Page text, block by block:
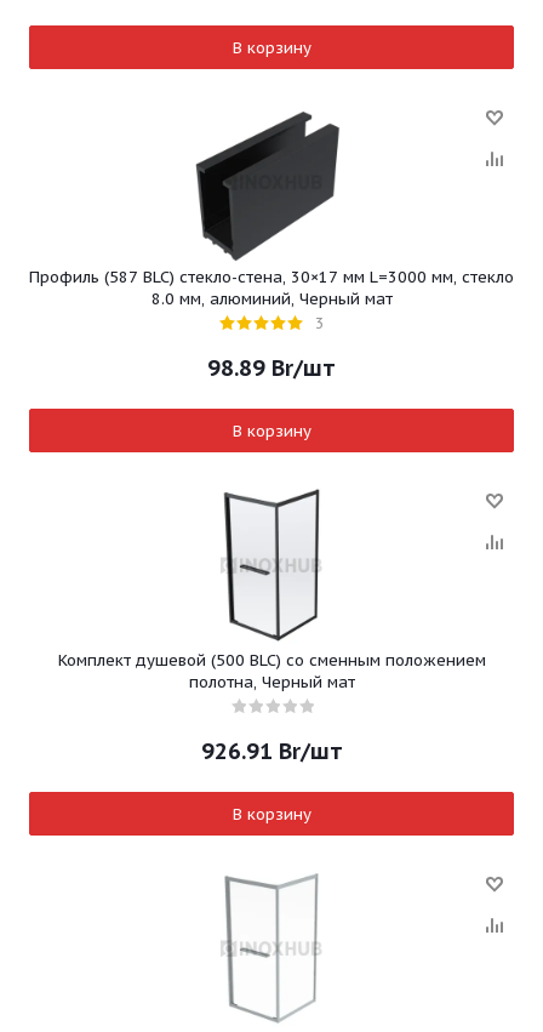
В корзину
Профиль (587 BLC) стекло-стена, 30×17 мм L=3000 мм, стекло
8.0 мм, алюминий, Черный мат
3
98.89 Br/шт
В корзину
Комплект душевой (500 BLC) со сменным положением
полотна, Черный мат
926.91 Br/шт
В корзину